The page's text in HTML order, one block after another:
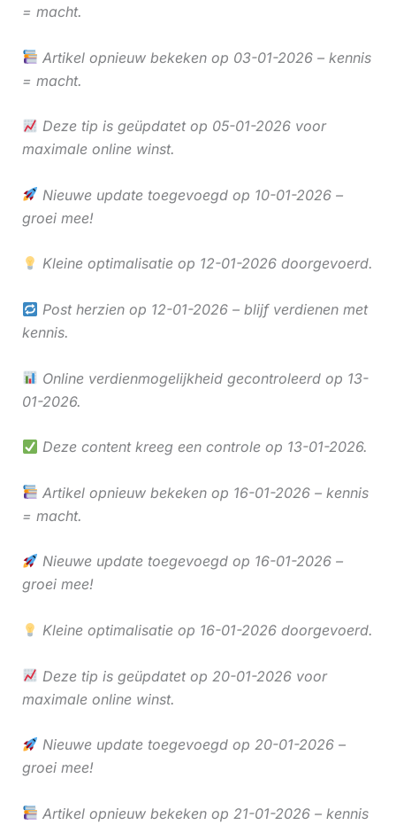
= macht.
Artikel opnieuw bekeken op 03-01-2026 – kennis
= macht.
Deze tip is geüpdatet op 05-01-2026 voor
maximale online winst.
Nieuwe update toegevoegd op 10-01-2026 –
groei mee!
Kleine optimalisatie op 12-01-2026 doorgevoerd.
Post herzien op 12-01-2026 – blijf verdienen met
kennis.
Online verdienmogelijkheid gecontroleerd op 13-
01-2026.
Deze content kreeg een controle op 13-01-2026.
Artikel opnieuw bekeken op 16-01-2026 – kennis
= macht.
Nieuwe update toegevoegd op 16-01-2026 –
groei mee!
Kleine optimalisatie op 16-01-2026 doorgevoerd.
Deze tip is geüpdatet op 20-01-2026 voor
maximale online winst.
Nieuwe update toegevoegd op 20-01-2026 –
groei mee!
Artikel opnieuw bekeken op 21-01-2026 – kennis